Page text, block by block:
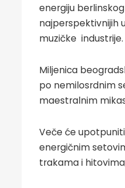
energiju
najperspektivnijih
muzičke industrije.
Miljenica
po nemilosrdnim
maestralnim
Veče će
energičnim
trakama i